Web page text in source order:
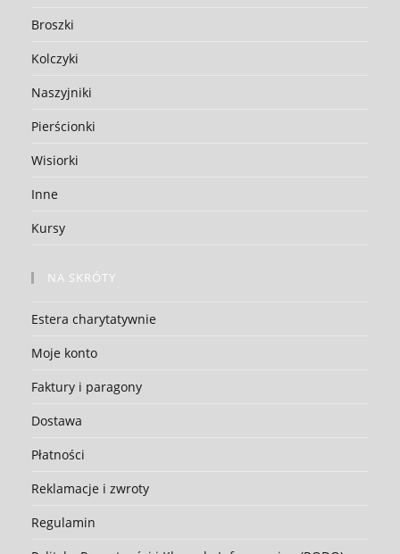
Broszki
Kolczyki
Naszyjniki
Pierścionki
Wisiorki
Inne
Kursy
NA SKRÓTY
Estera charytatywnie
Moje konto
Faktury i paragony
Dostawa
Płatności
Reklamacje i zwroty
Regulamin